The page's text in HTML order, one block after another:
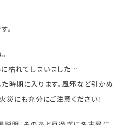
。
枯れてしまいました…
時期に入ります。風邪など引かぬ
災にも充分にご注意ください！